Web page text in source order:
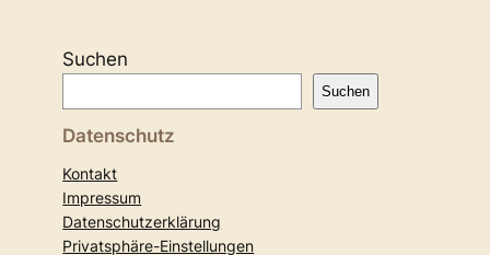
Suchen
Suchen
Datenschutz
Kontakt
Impressum
Datenschutzerklärung
Privatsphäre-Einstellungen